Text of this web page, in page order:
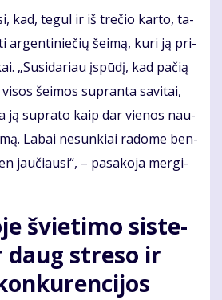
kad, te­gul ir iš tre­čio kar­to, ta­
ar­gen­ti­nie­čių šei­mą, ku­ri ją pri­
„Su­si­da­riau įspū­dį, kad pa­čią
šei­mos su­pran­ta sa­vi­tai,
ją su­pra­to kaip dar vie­nos nau­
La­bai ne­sun­kiai ra­do­me ben­
jau­čiau­si“, – pa­sa­ko­ja mer­gi­
švie­ti­mo sis­te­
daug stre­so ir